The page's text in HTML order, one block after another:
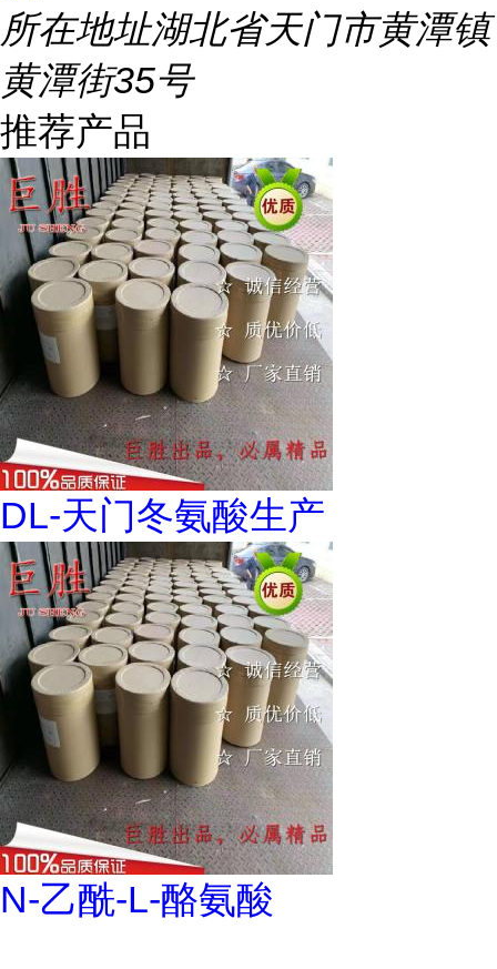
所在地址湖北省天门市黄潭镇
黄潭街35号
推荐产品
DL-天门冬氨酸生产
N-乙酰-L-酪氨酸